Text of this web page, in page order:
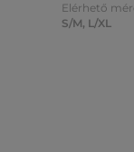
Elérhető
S/M, L/XL